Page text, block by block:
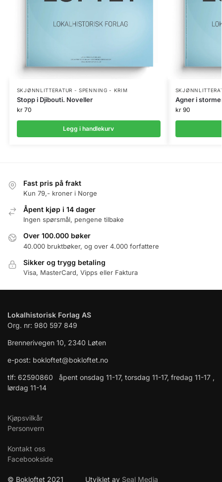
SKJØNNLITTERATUR - SPENNING - KRIM
Stopp i Djibouti. Noveller
kr70
Legg i handlekurv
Agner i
kr90
Fast pris på frakt
Kun 79,- kroner i Norge
Åpent kjøp i 14 dager
Ingen spørsmål, pengene tilbake
Over 100.000 bøker
40.000 bruktbøker, og over 4.000 forfattere
Sikker og trygg betaling
Visa, MasterCard, Vipps eller Faktura
Lokalhistorisk Forlag AS
Org. nr: 980 597 849
Brennerivegen 10, 2340 Løten
e-post: bokloftet@bokloftet.no
tlf: 62590860 åpent onsdag 11-17, torsdag 11-17, fredag 11-17 ,
lørdag 11-14
Kjøpsvilkår
Personvern
Kontakt oss
Facebookside
© Bokloftet 2021 Utviklet av Seal Media